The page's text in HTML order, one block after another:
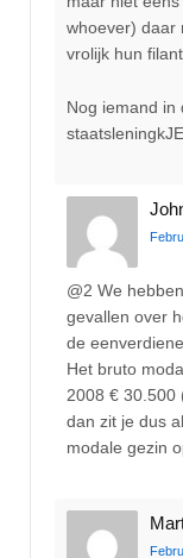
whoever) daar
vrolijk hun
Nog iemand in
@2 We
gevallen over
de
Het bruto
2008 € 30.500
dan zit je dus
modale gezin